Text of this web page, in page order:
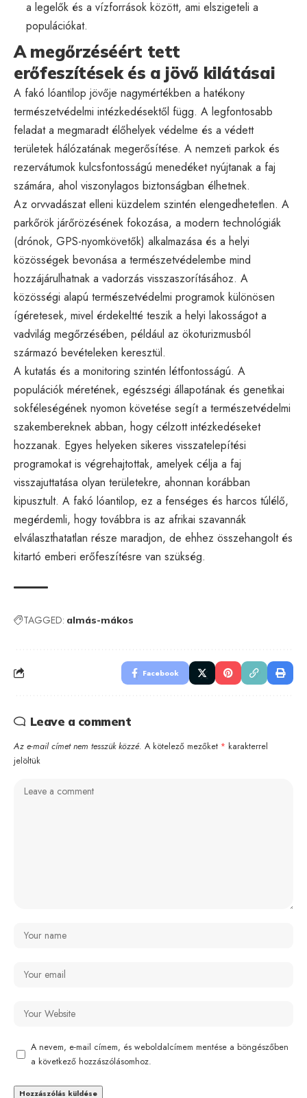
a legelők és a vízforrások között, ami elszigeteli a
populációkat.
A megőrzéséért tett
erőfeszítések és a jövő kilátásai
A fakó lóantilop jövője nagymértékben a hatékony
természetvédelmi intézkedésektől függ. A legfontosabb
feladat a megmaradt élőhelyek védelme és a védett
területek hálózatának megerősítése. A nemzeti parkok és
rezervátumok kulcsfontosságú menedéket nyújtanak a faj
számára, ahol viszonylagos biztonságban élhetnek.
Az orvvadászat elleni küzdelem szintén elengedhetetlen. A
parkőrök járőrözésének fokozása, a modern technológiák
(drónok, GPS-nyomkövetők) alkalmazása és a helyi
közösségek bevonása a természetvédelembe mind
hozzájárulhatnak a vadorzás visszaszorításához. A
közösségi alapú természetvédelmi programok különösen
ígéretesek, mivel érdekeltté teszik a helyi lakosságot a
vadvilág megőrzésében, például az ökoturizmusból
származó bevételeken keresztül.
A kutatás és a monitoring szintén létfontosságú. A
populációk méretének, egészségi állapotának és genetikai
sokféleségének nyomon követése segít a természetvédelmi
szakembereknek abban, hogy célzott intézkedéseket
hozzanak. Egyes helyeken sikeres visszatelepítési
programokat is végrehajtottak, amelyek célja a faj
visszajuttatása olyan területekre, ahonnan korábban
kipusztult. A fakó lóantilop, ez a fenséges és harcos túlélő,
megérdemli, hogy továbbra is az afrikai szavannák
elválaszthatatlan része maradjon, de ehhez összehangolt és
kitartó emberi erőfeszítésre van szükség.
TAGGED: almás-mákos
Facebook
Leave a comment
Az e-mail címet nem tesszük közzé. A kötelező mezőket * karakterrel
jelöltük
A nevem, e-mail címem, és weboldalcímem mentése a böngészőben
a következő hozzászólásomhoz.